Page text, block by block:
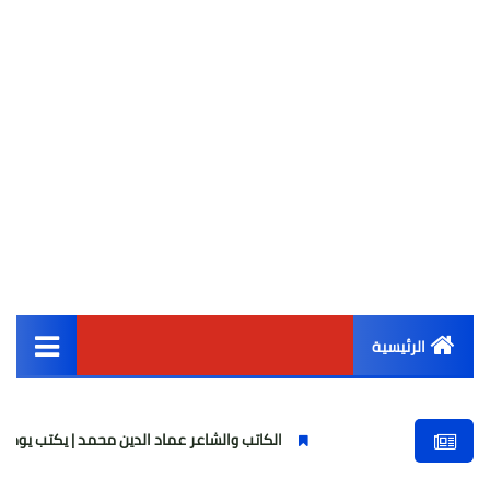
الرئيسية
أخبار مصر
الكاتب والشاعر عماد الدين محمد | يكتب يوميات شاعر